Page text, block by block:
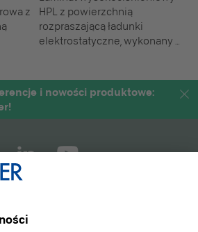
z
HPL z powierzchnią
rozpraszającą ładunki
elektrostatyczne, wykonany w
w suchych pomieszczeniach, z
i nowości produktowe: